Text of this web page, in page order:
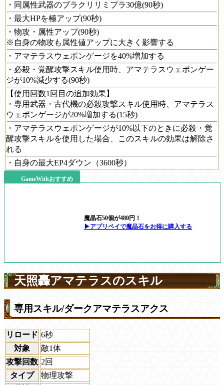
・同属性武器のブラクリリミプラ30億(90秒)
・最大HPを極アップ(90秒)
・物攻・属性アップ(90秒)
※自身の物攻も属性値アップに大きく影響する
・アマテラスウェポンゲージを40%増加する
・必殺・覚醒攻撃スキル使用時、アマテラスウェポンゲー
ジが10%減少する(90秒)
【使用回数1回目の追加効果】
・専用武器・古代機の必殺攻撃スキル使用時、アマテラス
ウェポンゲージが20%増加する(15秒)
・アマテラスウェポンゲージが10%以下のときに必殺・覚
醒攻撃スキルを使用した場合、このスキルの効果は解除さ
れる
・自身の最大EP4ダウン（3600秒）
GameWithおすすめ
魔晶石50個が480円！
▶アプリペイで魔晶石をお得に購入する
天照轟アマテラスのスキル
専用スキル/ダークアマテラスアクス
リロード 6秒
対象
敵1体
攻撃回数 2回
タイプ
物理攻撃